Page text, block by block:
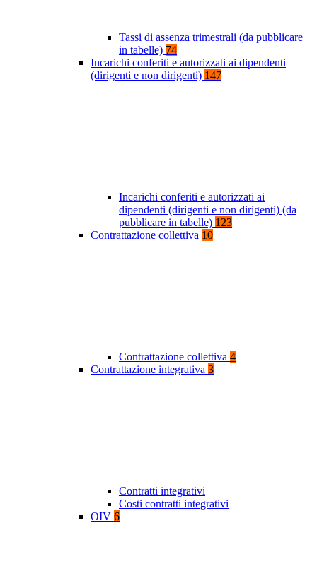
Tassi di assenza trimestrali (da pubblicare
in tabelle) 74
Incarichi conferiti e autorizzati ai dipendenti
(dirigenti e non dirigenti) 147
Incarichi conferiti e autorizzati ai
dipendenti (dirigenti e non dirigenti) (da
pubblicare in tabelle) 123
Contrattazione collettiva 10
Contrattazione collettiva 4
Contrattazione integrativa 3
Contratti integrativi
Costi contratti integrativi
OIV 6